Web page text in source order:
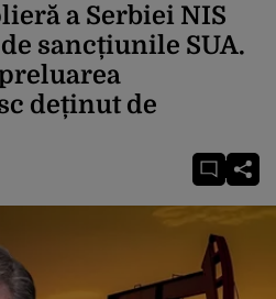
a Serbiei NIS
sancțiunile SUA.
deținut de